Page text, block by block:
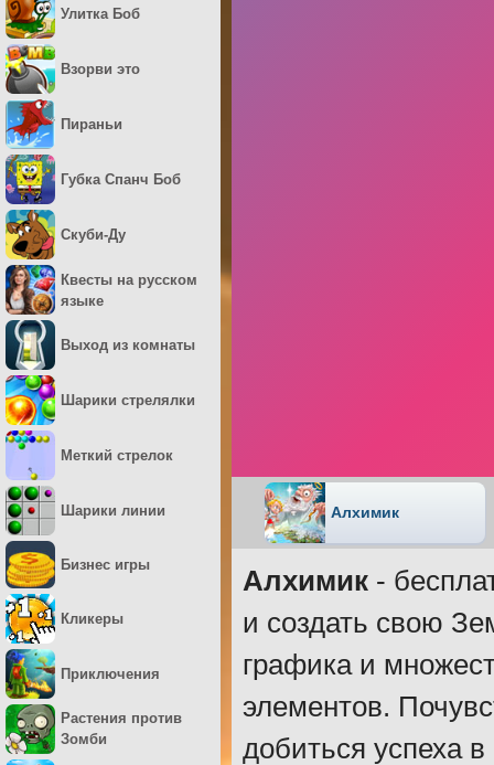
Алхимик
Алхимик -
и создать свою
графика и
элементов.
добиться успеха
Улитка Боб
Взорви это
Пираньи
Губка Спанч Боб
Скуби-Ду
Квесты на русском
языке
Выход из комнаты
Шарики стрелялки
Меткий стрелок
Шарики линии
Бизнес игры
Кликеры
Приключения
Растения против
Зомби